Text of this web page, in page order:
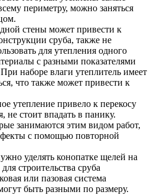
периметру, можно заняться
стены может привести к
сруба, также не
для утепления одного
с разными показателями
наборе влаги утеплитель имеет
что также может привести к
утепление привело к перекосу
не стоит впадать в панику.
занимаются этим видом работ,
с помощью повторной
уделять конопатке щелей на
строительства сруба
или пазовая система
быть разными по размеру.